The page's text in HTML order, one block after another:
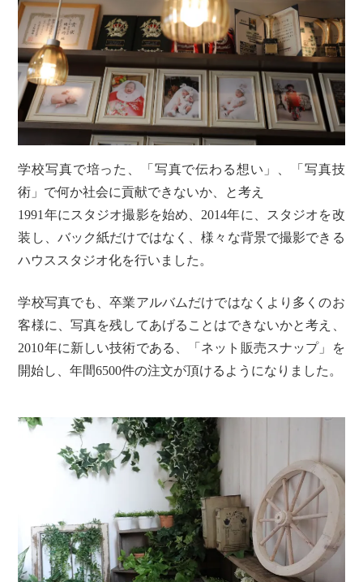
学校写真で培った、「写真で伝わる想い」、「写真技
術」で何か社会に貢献できないか、と考え
1991年にスタジオ撮影を始め、2014年に、スタジオを改
装し、バック紙だけではなく、様々な背景で撮影できる
ハウススタジオ化を行いました。
学校写真でも、卒業アルバムだけではなくより多くのお
客様に、写真を残してあげることはできないかと考え、
2010年に新しい技術である、「ネット販売スナップ」を
開始し、年間6500件の注文が頂けるようになりました。